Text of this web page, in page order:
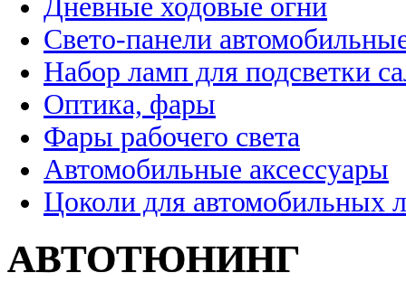
Дневные ходовые огни
Свето-панели
Набор ламп для подсветки
Оптика, фары
Фары рабочего света
Автомобильные аксессуары
Цоколи для автомобильных
АВТОТЮНИНГ